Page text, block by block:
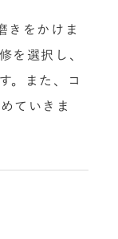
きをかけま
を選択し、
。また、コ
ていきま